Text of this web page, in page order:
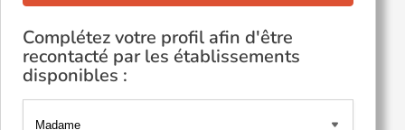
Complétez votre profil afin d'être
recontacté par les établissements
disponibles :